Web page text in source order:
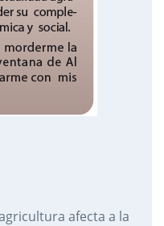
afecta a la